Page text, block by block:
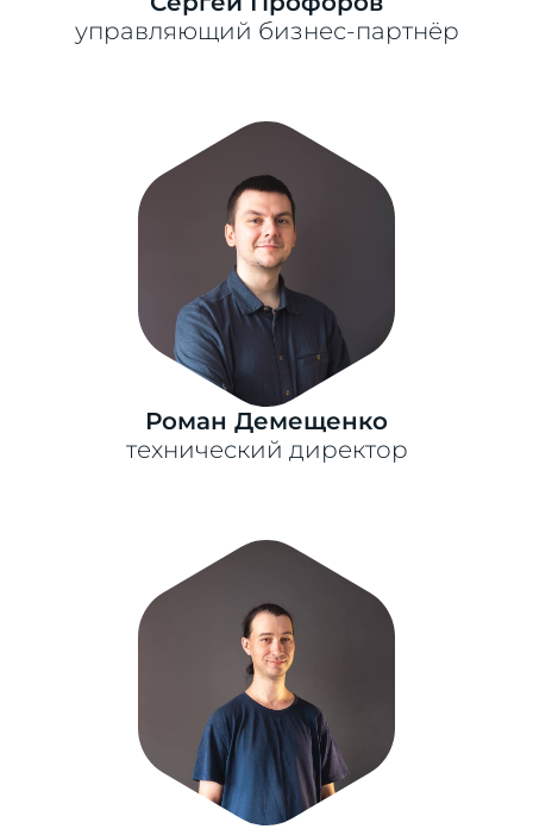
управляющий бизнес-партнёр
Роман Демещенко
технический директор